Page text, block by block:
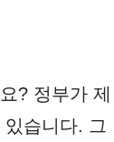
? 정부가 제
습니다. 그